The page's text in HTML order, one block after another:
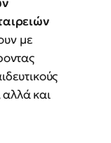
με
αλλά και